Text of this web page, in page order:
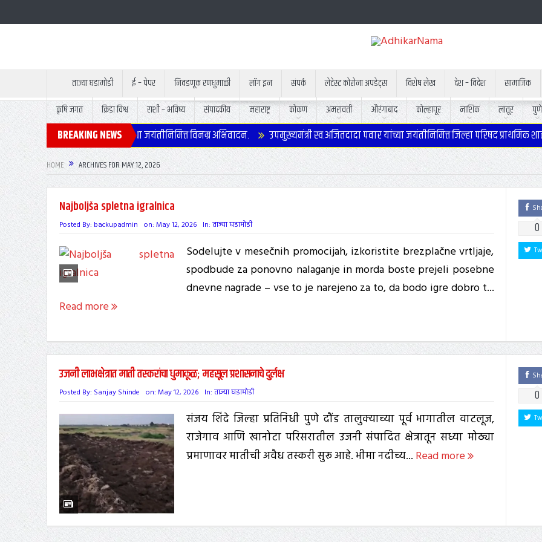
ताज्या घडामोडी ई – पेपर निवडणूक रणधुमाळी लॉग इन संपर्क लेटेस्ट कोरोना अपडेट्स विशेष लेख देश – विदेश सामाजिक
कृषि जगत
क्रिडा विश्व राशी – भविष्य संपादकीय महाराष्ट्र कोकण अमरावती औरंगाबाद कोल्हापूर नाशिक लातूर पुणे
BREAKING NEWS
स्व.अजितदादा पवार यांच्या जयंतीनिमित्त विनम्र अभिवादन. उपमुख्यमंत्री स्व.अजितदादा पवार यांच्या जयंतीनिमित्त जिल्हा परिषद प्राथमिक
HOME ARCHIVES FOR MAY 12, 2026
Najboljša spletna igralnica
Posted By: backupadmin on: May 12, 2026 In: ताज्या घडामोडी
Sodelujte v mesečnih promocijah, izkoristite brezplačne vrtljaje,
spodbude za ponovno nalaganje in morda boste prejeli posebne
dnevne nagrade – vse to je narejeno za to, da bodo igre dobro t...
Read more
0
उजनी लाभक्षेत्रात माती तस्करांचा धुमाकूळ; महसूल प्रशासनाचे दुर्लक्ष
Posted By: Sanjay Shinde on: May 12, 2026 In: ताज्या घडामोडी
संजय शिंदे जिल्हा प्रतिनिधी पुणे दौंड तालुक्याच्या पूर्व भागातील वाटलूज,
राजेगाव आणि खानोटा परिसरातील उजनी संपादित क्षेत्रातून सध्या मोठ्या
प्रमाणावर मातीची अवैध तस्करी सुरू आहे. भीमा नदीच्य... Read more
0